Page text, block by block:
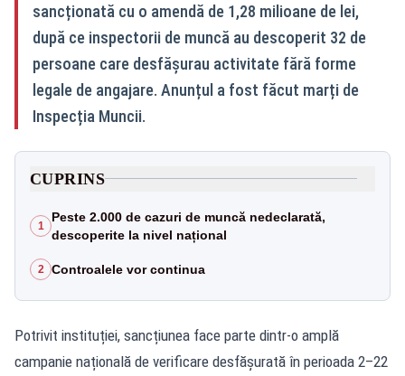
sancționată cu o amendă de 1,28 milioane de lei,
după ce inspectorii de muncă au descoperit 32 de
persoane care desfășurau activitate fără forme
legale de angajare. Anunțul a fost făcut marți de
Inspecția Muncii.
CUPRINS
1
Peste 2.000 de cazuri de muncă nedeclarată,
descoperite la nivel național
2 Controalele vor continua
Potrivit instituției, sancțiunea face parte dintr-o amplă
campanie națională de verificare desfășurată în perioada 2–22